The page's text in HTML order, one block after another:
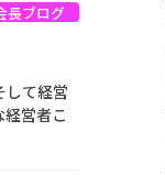
長ブログ
して経営
営者こ